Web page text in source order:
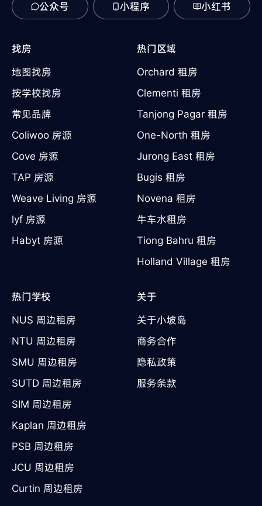
公众号 小程序 小红书
找房
地图找房
按学校找房
常见品牌
Coliwoo 房源
Cove 房源
TAP 房源
Weave Living 房源
lyf 房源
Habyt 房源
热门区域
Orchard 租房
Clementi 租房
Tanjong Pagar 租房
One-North 租房
Jurong East 租房
Bugis 租房
Novena 租房
牛车水租房
Tiong Bahru 租房
Holland Village 租房
热门学校
NUS 周边租房
NTU 周边租房
SMU 周边租房
SUTD 周边租房
SIM 周边租房
Kaplan 周边租房
PSB 周边租房
JCU 周边租房
Curtin 周边租房
关于
关于小坡岛
商务合作
隐私政策
服务条款